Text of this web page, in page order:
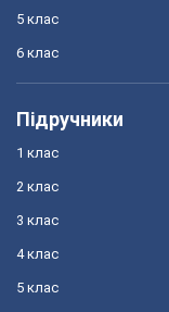
5 клас
6 клас
Підручники
1 клас
2 клас
3 клас
4 клас
5 клас